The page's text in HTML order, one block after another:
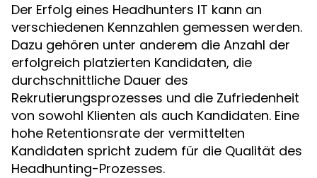
Der Erfolg eines Headhunters IT kann an
verschiedenen Kennzahlen gemessen werden.
Dazu gehören unter anderem die Anzahl der
erfolgreich platzierten Kandidaten, die
durchschnittliche Dauer des
Rekrutierungsprozesses und die Zufriedenheit
von sowohl Klienten als auch Kandidaten. Eine
hohe Retentionsrate der vermittelten
Kandidaten spricht zudem für die Qualität des
Headhunting-Prozesses.